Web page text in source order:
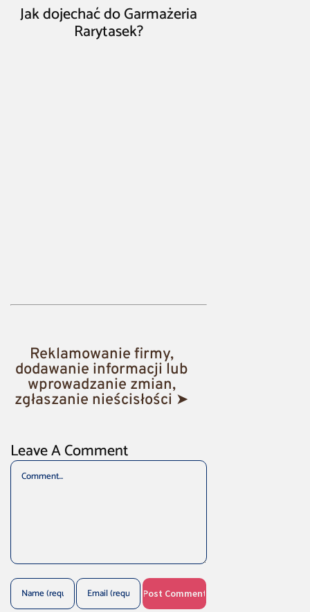
Jak dojechać do Garmażeria
Rarytasek?
Reklamowanie firmy,
dodawanie informacji lub
wprowadzanie zmian,
zgłaszanie nieścisłości ➤
Leave A Comment
Comment